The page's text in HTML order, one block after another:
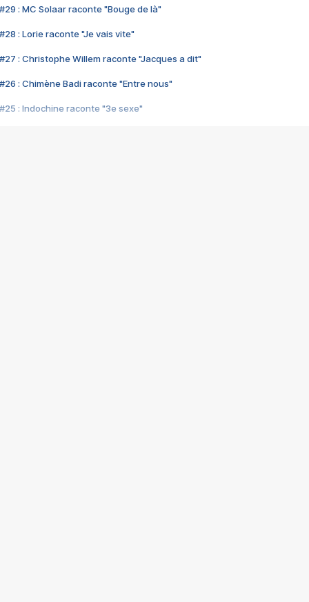
#29 : MC Solaar raconte "Bouge de là"
#28 : Lorie raconte "Je vais vite"
#27 : Christophe Willem raconte "Jacques a dit"
#26 : Chimène Badi raconte "Entre nous"
#25 : Indochine raconte "3e sexe"